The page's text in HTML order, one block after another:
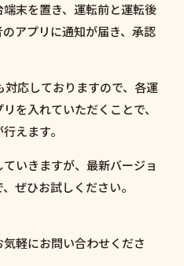
末を置き、運転前と運転後
アプリに通知が届き、承認
応しておりますので、各運
を入れていただくことで、
えます。
いきますが、最新バージョ
ぜひお試しください。
軽にお問い合わせくださ